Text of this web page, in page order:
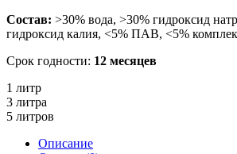
Состав: >30% вода, >30% гидроксид
гидроксид калия, ˂5% ПАВ, ˂5%
Срок годности: 12 месяцев
1 литр
3 литра
5 литров
Описание